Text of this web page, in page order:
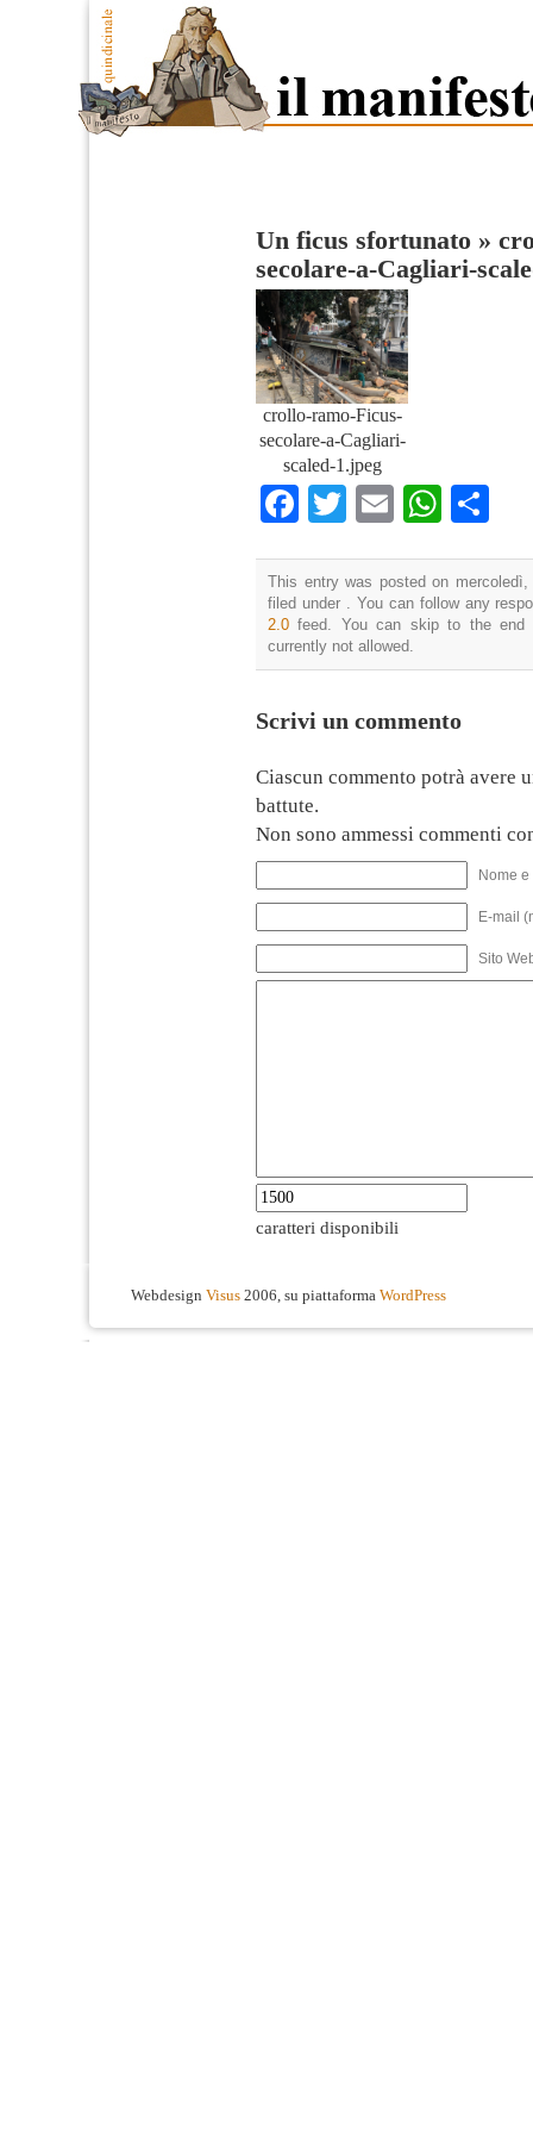
Un ficus sfortunato »
secolare-a-Cagliari-
crollo-ramo-Ficus-
secolare-a-Cagliari-
scaled-1.jpeg
Facebook
TwitterEmail
This entry was posted on
filed under . You can follow any
2.0 feed. You can skip to the end
currently not allowed.
Scrivi un commento
Ciascun commento potrà avere
battute.
Non sono ammessi commenti
Nome
E-mail
Sito
caratteri disponibili
Webdesign Visus 2006, su piattaforma WordPress